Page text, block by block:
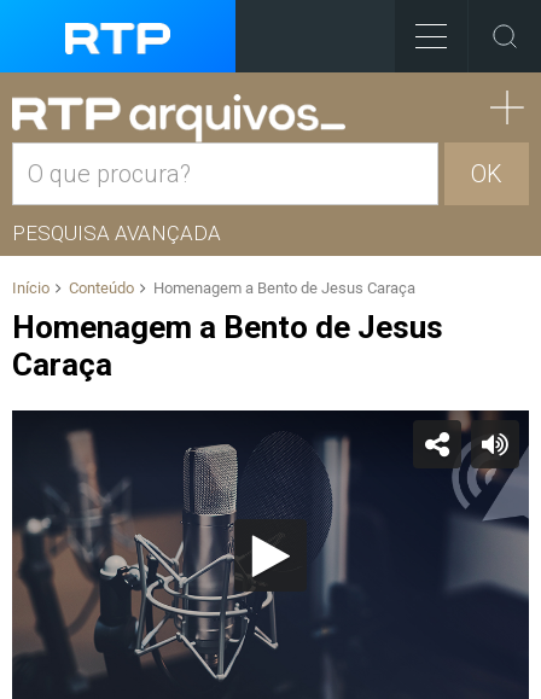
OK
PESQUISA AVANÇADA
Início Conteúdo Homenagem a Bento de Jesus Caraça
Homenagem a Bento de Jesus
Caraça